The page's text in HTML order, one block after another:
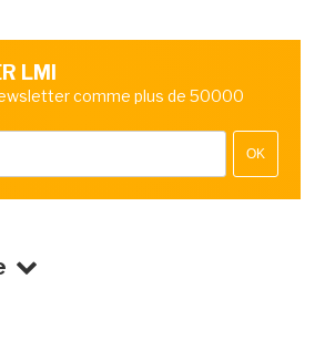
LMI
comme plus de 50000
OK